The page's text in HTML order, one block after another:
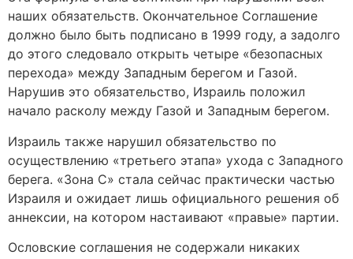
наших обязательств. Окончательное Соглашение
должно было быть подписано в 1999 году, а задолго
до этого следовало открыть четыре «безопасных
перехода» между Западным берегом и Газой.
Нарушив это обязательство, Израиль положил
начало расколу между Газой и Западным берегом.
Израиль также нарушил обязательство по
осуществлению «третьего этапа» ухода с Западного
берега. «Зона С» стала сейчас практически частью
Израиля и ожидает лишь официального решения об
аннексии, на котором настаивают «правые» партии.
Ословские соглашения не содержали никаких